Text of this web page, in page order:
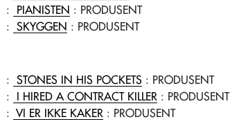
: PIANISTEN : PRODUSENT
: SKYGGEN : PRODUSENT
: STONES IN HIS POCKETS : PRODUSENT
: I HIRED A CONTRACT KILLER : PRODUSENT
: VI ER IKKE KAKER : PRODUSENT